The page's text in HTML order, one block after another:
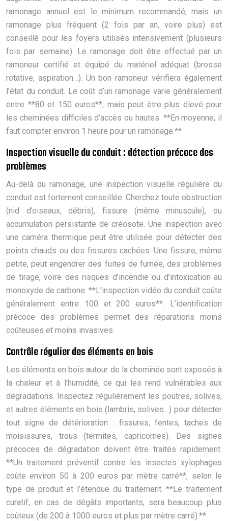
ramonage annuel est le minimum recommandé, mais un
ramonage plus fréquent (2 fois par an, voire plus) est
conseillé pour les foyers utilisés intensivement (plusieurs
fois par semaine). Le ramonage doit être effectué par un
ramoneur certifié et équipé du matériel adéquat (brosse
rotative, aspiration…). Un bon ramoneur vérifiera également
l’état du conduit. Le coût d’un ramonage varie généralement
entre **80 et 150 euros**, mais peut être plus élevé pour
les cheminées difficiles d’accès ou hautes. **En moyenne, il
faut compter environ 1 heure pour un ramonage.**
Inspection visuelle du conduit : détection précoce des
problèmes
Au-delà du ramonage, une inspection visuelle régulière du
conduit est fortement conseillée. Cherchez toute obstruction
(nid d’oiseaux, débris), fissure (même minuscule), ou
accumulation persistante de créosote. Une inspection avec
une caméra thermique peut être utilisée pour détecter des
points chauds ou des fissures cachées. Une fissure, même
petite, peut engendrer des fuites de fumée, des problèmes
de tirage, voire des risques d’incendie ou d’intoxication au
monoxyde de carbone. **L’inspection vidéo du conduit coûte
généralement entre 100 et 200 euros**. L’identification
précoce des problèmes permet des réparations moins
coûteuses et moins invasives.
Contrôle régulier des éléments en bois
Les éléments en bois autour de la cheminée sont exposés à
la chaleur et à l’humidité, ce qui les rend vulnérables aux
dégradations. Inspectez régulièrement les poutres, solives,
et autres éléments en bois (lambris, solives…) pour détecter
tout signe de détérioration : fissures, fentes, taches de
moisissures, trous (termites, capricornes). Des signes
précoces de dégradation doivent être traités rapidement.
**Un traitement préventif contre les insectes xylophages
coûte environ 50 à 200 euros par mètre carré**, selon le
type de produit et l’étendue du traitement. **Le traitement
curatif, en cas de dégâts importants, sera beaucoup plus
coûteux (de 200 à 1000 euros et plus par mètre carré).**